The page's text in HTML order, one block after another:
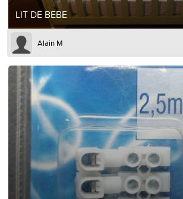
LIT DE BEBE
Alain M